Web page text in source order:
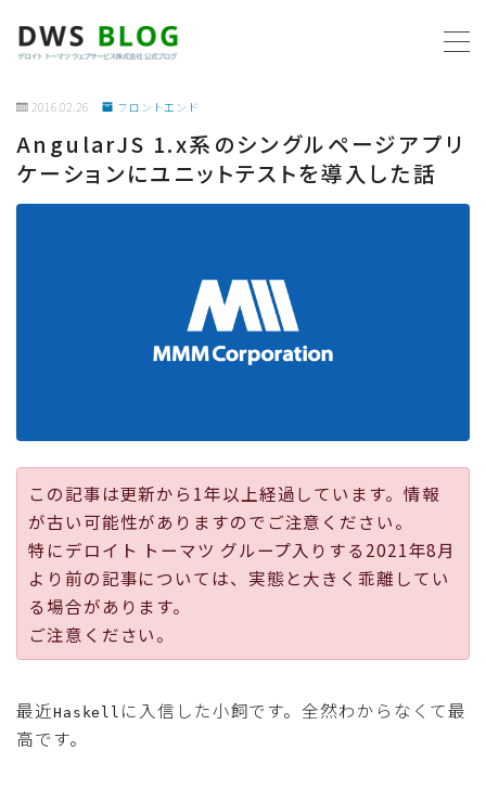
ホーム
AWS
公式ページ
2016.02.26 フロントエンド
AngularJS 1.x系のシングルページアプリ
ケーションにユニットテストを導入した話
この記事は更新から1年以上経過しています。情報
が古い可能性がありますのでご注意ください。
特にデロイト トーマツ グループ入りする2021年8月
より前の記事については、実態と大きく乖離してい
る場合があります。
ご注意ください。
最近Haskell に入信した小飼です。全然わからなくて最
高です。